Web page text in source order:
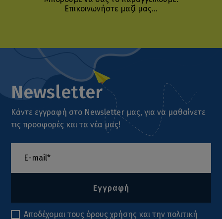
Επικοινωνήστε μαζί μας...
Newsletter
Κάντε εγγραφή στο Newsletter μας, για να μαθαίνετε
τις προσφορές και τα νέα μας!
Εγγραφή
Αποδέχομαι τους όρους χρήσης και τηνπολιτική